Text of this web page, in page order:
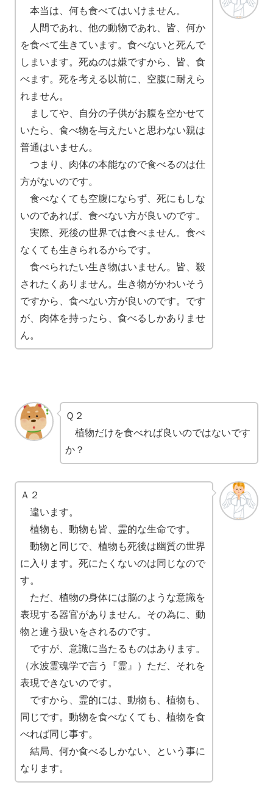
本当は、何も食べてはいけません。
人間であれ、他の動物であれ、皆、何か
を食べて生きています。食べないと死んで
しまいます。死ぬのは嫌ですから、皆、食
べます。死を考える以前に、空腹に耐えら
れません。
ましてや、自分の子供がお腹を空かせて
いたら、食べ物を与えたいと思わない親は
普通はいません。
つまり、肉体の本能なので食べるのは仕
方がないのです。
食べなくても空腹にならず、死にもしな
いのであれば、食べない方が良いのです。
実際、死後の世界では食べません。食べ
なくても生きられるからです。
食べられたい生き物はいません。皆、殺
されたくありません。生き物がかわいそう
ですから、食べない方が良いのです。です
が、肉体を持ったら、食べるしかありませ
ん。
Ｑ２
植物だけを食べれば良いのではないです
か？
Ａ２
違います。
植物も、動物も皆、霊的な生命です。
動物と同じで、植物も死後は幽質の世界
に入ります。死にたくないのは同じなので
す。
ただ、植物の身体には脳のような意識を
表現する器官がありません。その為に、動
物と違う扱いをされるのです。
ですが、意識に当たるものはあります。
（水波霊魂学で言う『霊』）ただ、それを
表現できないのです。
ですから、霊的には、動物も、植物も、
同じです。動物を食べなくても、植物を食
べれば同じ事す。
結局、何か食べるしかない、という事に
なります。